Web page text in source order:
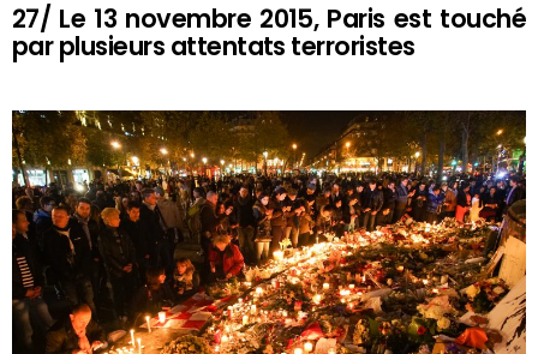
27/ Le 13 novembre 2015, Paris est touché
par plusieurs attentats terroristes